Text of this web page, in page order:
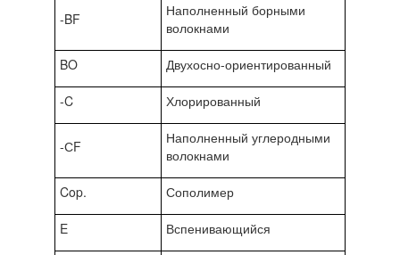
-BF
Наполненный борными
волокнами
BO Двухосно-ориентированный
-C Хлорированный
-СF
Наполненный углеродными
волокнами
Cop. Сополимер
E Вспенивающийся